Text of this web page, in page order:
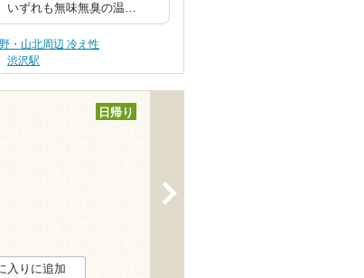
いずれも無味無臭の温…
・山北周辺 冷え性
渋沢駅
日帰り
入りに追加